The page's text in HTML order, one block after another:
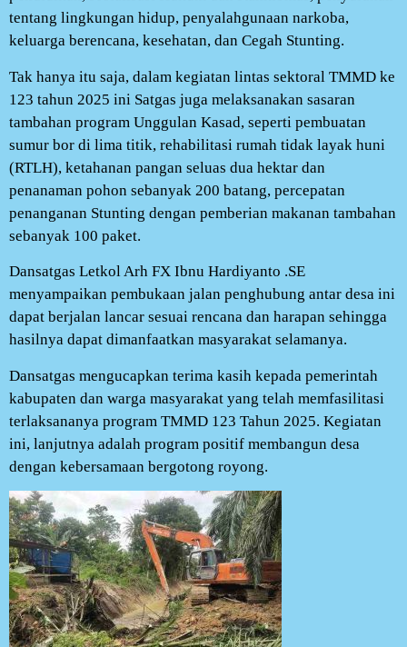
tentang lingkungan hidup, penyalahgunaan narkoba,
keluarga berencana, kesehatan, dan Cegah Stunting.
Tak hanya itu saja, dalam kegiatan lintas sektoral TMMD ke
123 tahun 2025 ini Satgas juga melaksanakan sasaran
tambahan program Unggulan Kasad, seperti pembuatan
sumur bor di lima titik, rehabilitasi rumah tidak layak huni
(RTLH), ketahanan pangan seluas dua hektar dan
penanaman pohon sebanyak 200 batang, percepatan
penanganan Stunting dengan pemberian makanan tambahan
sebanyak 100 paket.
Dansatgas Letkol Arh FX Ibnu Hardiyanto .SE
menyampaikan pembukaan jalan penghubung antar desa ini
dapat berjalan lancar sesuai rencana dan harapan sehingga
hasilnya dapat dimanfaatkan masyarakat selamanya.
Dansatgas mengucapkan terima kasih kepada pemerintah
kabupaten dan warga masyarakat yang telah memfasilitasi
terlaksananya program TMMD 123 Tahun 2025. Kegiatan
ini, lanjutnya adalah program positif membangun desa
dengan kebersamaan bergotong royong.